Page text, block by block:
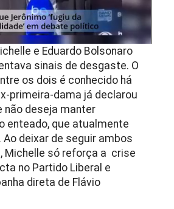
e Eduardo Bolsonaro
sinais de desgaste. O
os dois é conhecido há
primeira-dama já declarou
não deseja manter
enteado, que atualmente
Ao deixar de seguir ambos
Michelle só reforça a crise
no Partido Liberal e
direta de Flávio